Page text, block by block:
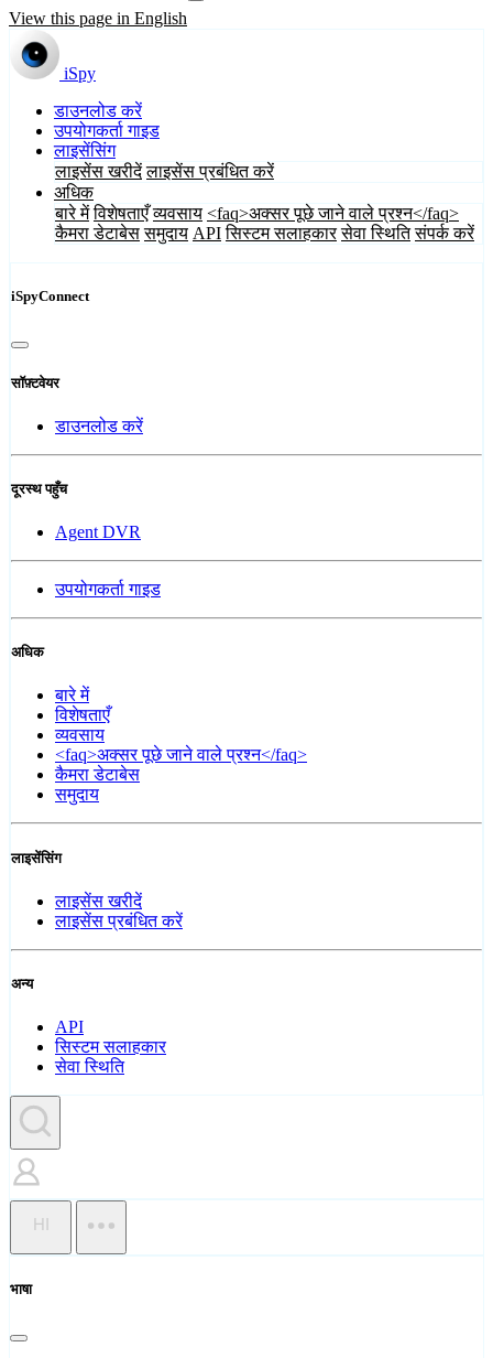
View this page in English
iSpy
डाउनलोड करें
उपयोगकर्ता गाइड
लाइसेंसिंग
लाइसेंस खरीदें लाइसेंस प्रबंधित करें
अधिक
बारे में विशेषताएँ व्यवसाय <faq>अक्सर पूछे जाने वाले प्रश्न</faq>
कैमरा डेटाबेस समुदाय API सिस्टम सलाहकार सेवा स्थिति संपर्क करें
iSpyConnect
सॉफ़्टवेयर
डाउनलोड करें
दूरस्थ पहुँच
Agent DVR
उपयोगकर्ता गाइड
अधिक
बारे में
विशेषताएँ
व्यवसाय
<faq>अक्सर पूछे जाने वाले प्रश्न</faq>
कैमरा डेटाबेस
समुदाय
लाइसेंसिंग
लाइसेंस खरीदें
लाइसेंस प्रबंधित करें
अन्य
API
सिस्टम सलाहकार
सेवा स्थिति
HI
भाषा